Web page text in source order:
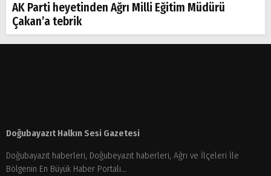
AK Parti heyetinden Ağrı Milli Eğitim Müdürü
Çakan’a tebrik
Doğubayazıt Halkın Sesi Gazetesi
Doğubayazıt haberleri, Doğubeyazıt haberleri, Ağrı ve İlçeleri İle
Bölgenin En Büyük Haber Portalı...